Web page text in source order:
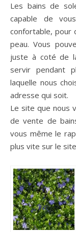
Les bains de
capable de
confortable, pour
peau. Vous
juste à coté de
servir pendant
laquelle nous
adresse qui soit.
Le site que nous
de vente de
vous même le
plus vite sur le site